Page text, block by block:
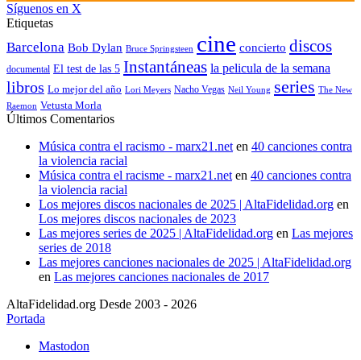
Síguenos en X
Etiquetas
Barcelona Bob Dylan Bruce Springsteen cine concierto discos
documental El test de las 5 Instantáneas la pelicula de la semana
libros Lo mejor del año Lori Meyers Nacho Vegas Neil Young series The New
Raemon Vetusta Morla
Últimos Comentarios
Música contra el racismo - marx21.net en 40 canciones contra
la violencia racial
Música contra el racisme - marx21.net en 40 canciones contra
la violencia racial
Los mejores discos nacionales de 2025 | AltaFidelidad.org en
Los mejores discos nacionales de 2023
Las mejores series de 2025 | AltaFidelidad.org en Las mejores
series de 2018
Las mejores canciones nacionales de 2025 | AltaFidelidad.org
en Las mejores canciones nacionales de 2017
AltaFidelidad.org Desde 2003 - 2026
Portada
Mastodon